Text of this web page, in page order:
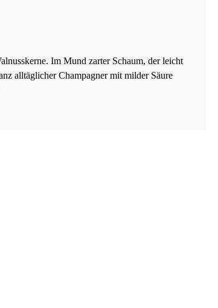
Im Mund zarter Schaum, der leicht
alltäglicher Champagner mit milder Säure